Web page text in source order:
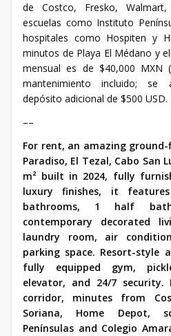
de Costco, Fresko,
escuelas como Instituto
hospitales como Hospiten y
minutos de Playa El Médano y
mensual es de $40,000 MXN
mantenimiento incluido; se
depósito adicional de $500 USD.
––
For rent, an amazing
Paradiso, El Tezal, Cabo San
m² built in 2024, fully
luxury finishes, it
bathrooms, 1 half
contemporary decorated
laundry room, air
parking space. Resort-style
fully equipped gym,
elevator, and 24/7
corridor, minutes from
Soriana, Home Depot,
Penínsulas and Colegio